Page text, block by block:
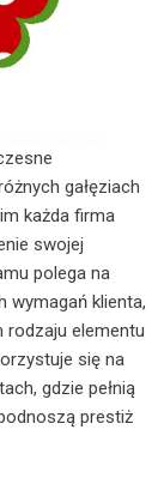
gałęziach
każda firma
swojej
polega na
wymagań klienta,
elementu
się na
gdzie pełnią
prestiż